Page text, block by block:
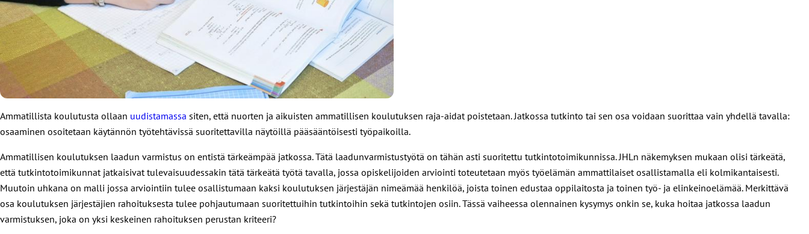
Ammatillista koulutusta ollaan uudistamassa siten, että nuorten ja aikuisten ammatillisen koulutuksen raja-aidat poistetaan. Jatkossa tutkinto tai sen osa voidaan suorittaa vain yhdellä tavalla:
osaaminen osoitetaan käytännön työtehtävissä suoritettavilla näytöillä pääsääntöisesti työpaikoilla.
Ammatillisen koulutuksen laadun varmistus on entistä tärkeämpää jatkossa. Tätä laadunvarmistustyötä on tähän asti suoritettu tutkintotoimikunnissa. JHLn näkemyksen mukaan olisi tärkeätä,
että tutkintotoimikunnat jatkaisivat tulevaisuudessakin tätä tärkeätä työtä tavalla, jossa opiskelijoiden arviointi toteutetaan myös työelämän ammattilaiset osallistamalla eli kolmikantaisesti.
Muutoin uhkana on malli jossa arviointiin tulee osallistumaan kaksi koulutuksen järjestäjän nimeämää henkilöä, joista toinen edustaa oppilaitosta ja toinen työ- ja elinkeinoelämää. Merkittävä
osa koulutuksen järjestäjien rahoituksesta tulee pohjautumaan suoritettuihin tutkintoihin sekä tutkintojen osiin. Tässä vaiheessa olennainen kysymys onkin se, kuka hoitaa jatkossa laadun
varmistuksen, joka on yksi keskeinen rahoituksen perustan kriteeri?